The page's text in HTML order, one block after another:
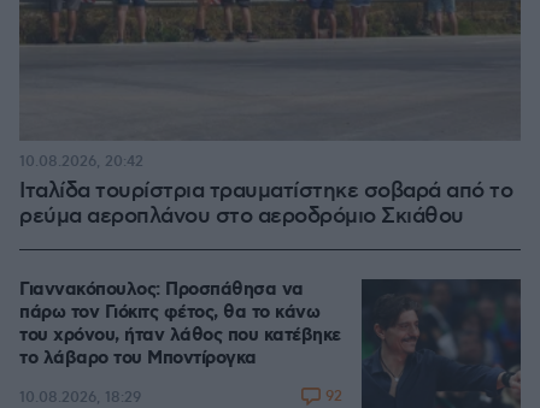
Ιταλίδα τουρίστρια τραυματίστηκε σοβαρά από το
ρεύμα αεροπλάνου στο αεροδρόμιο Σκιάθου
10.08.2026, 20:42
Γιαννακόπουλος: Προσπάθησα να
πάρω τον Γιόκιτς φέτος, θα το κάνω
του χρόνου, ήταν λάθος που κατέβηκε
το λάβαρο του Μποντίρογκα
10.08.2026, 18:29 92